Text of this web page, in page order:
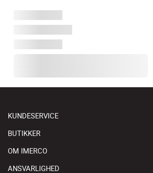
KUNDESERVICE
BUTIKKER
OM IMERCO
ANSVARLIGHED